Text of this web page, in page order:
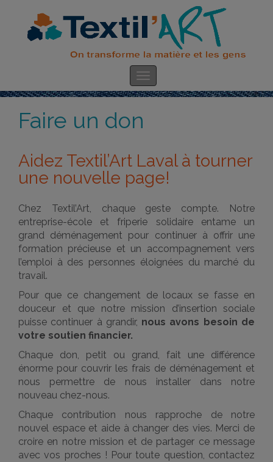
Faire un don
Aidez Textil’Art Laval à tourner
une nouvelle page!
Chez Textil’Art, chaque geste compte. Notre
entreprise-école et friperie solidaire entame un
grand déménagement pour continuer à offrir une
formation précieuse et un accompagnement vers
l’emploi à des personnes éloignées du marché du
travail.
Pour que ce changement de locaux se fasse en
douceur et que notre mission d’insertion sociale
puisse continuer à grandir, nous avons besoin de
votre soutien financier.
Chaque don, petit ou grand, fait une différence
énorme pour couvrir les frais de déménagement et
nous permettre de nous installer dans notre
nouveau chez-nous.
Chaque contribution nous rapproche de notre
nouvel espace et aide à changer des vies. Merci de
croire en notre mission et de partager ce message
avec vos proches ! Pour toute question, contactez